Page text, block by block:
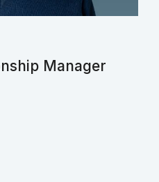
Manager